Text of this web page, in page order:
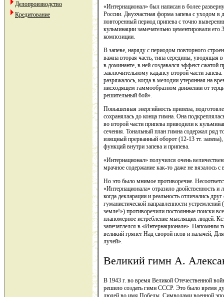
Делопроизводство
Кредитование
«Интернационал» был написан в более
России. Двухчастная форма запева с уходом в
повторенный период припева с точно
кульминации замечательно цементировали его
композиции.
В запеве, наряду с периодом повторного
важна вторая часть, типа середины, уводящая
в доминанте, в ней создавался эффект сжатой
заключительному кадансу второй части
разряжалось, когда в мелодии утерянная на
нисходящем гаммообразном движении от
решительный бой».
Повышенная энергийность припева,
сохранялась до конца гимна. Она
во второй части припева приводили к
сечения. Тональный план гимна содержал ряд
изящный прерванный оборот (12-13 тт.
функций внутри запева и припева.
«Интернационал» получился очень
мрачное содержание как-то даже не
Но это было мнимое противоречие.
«Интернационала» отразило двойственность
когда декларации и реальность отличались
гуманистической направленности
земле!») противоречили постоянные поиски
планомерное истребление мыслящих людей.
запечатлелся в «Интернационале». Напомним
великий грянет Над сворой псов и палачей,
лучей».
Великий гимн А.
В 1943 г. во время Великой Отечественной
решило создать гимн СССР. Это было время
людей во имя Победы. Символами военной